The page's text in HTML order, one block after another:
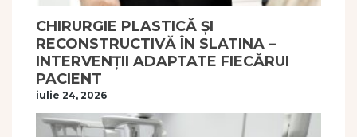
CHIRURGIE PLASTICĂ ȘI
RECONSTRUCTIVĂ ÎN SLATINA –
INTERVENȚII ADAPTATE FIECĂRUI
PACIENT
iulie 24, 2026